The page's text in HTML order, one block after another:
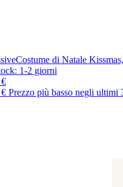
Costume di Natale
1-2 giorni
Prezzo più basso negli ultimi